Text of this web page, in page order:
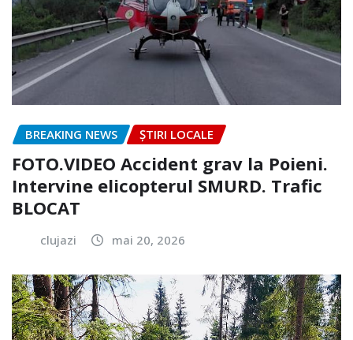
BREAKING NEWS ȘTIRI LOCALE
FOTO.VIDEO Accident grav la Poieni.
Intervine elicopterul SMURD. Trafic
BLOCAT
clujazi mai 20, 2026